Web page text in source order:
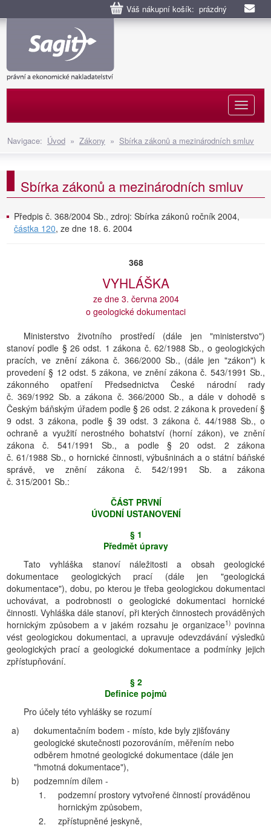
Váš nákupní košík: prázdný
Navigace: Úvod » Zákony » Sbírka zákonů a mezinárodních smluv
Sbírka zákonů a mezinárodních smluv
Předpis č. 368/2004 Sb., zdroj: Sbírka zákonů ročník 2004,
částka 120, ze dne 18. 6. 2004
368
VYHLÁŠKA
ze dne 3. června 2004
o geologické dokumentaci
Ministerstvo životního prostředí (dále jen "ministerstvo")
stanoví podle § 26 odst. 1 zákona č. 62/1988 Sb., o geologických
pracích, ve znění zákona č. 366/2000 Sb., (dále jen "zákon") k
provedení § 12 odst. 5 zákona, ve znění zákona č. 543/1991 Sb.,
zákonného opatření Předsednictva České národní rady
č. 369/1992 Sb. a zákona č. 366/2000 Sb., a dále v dohodě s
Českým báňským úřadem podle § 26 odst. 2 zákona k provedení §
9 odst. 3 zákona, podle § 39 odst. 3 zákona č. 44/1988 Sb., o
ochraně a využití nerostného bohatství (horní zákon), ve znění
zákona č. 541/1991 Sb., a podle § 20 odst. 2 zákona
č. 61/1988 Sb., o hornické činnosti, výbušninách a o státní báňské
správě, ve znění zákona č. 542/1991 Sb. a zákona
č. 315/2001 Sb.:
ČÁST PRVNĺ
ÚVODNĺ USTANOVENĺ
§ 1
Předmět úpravy
Tato vyhláška stanoví náležitosti a obsah geologické
dokumentace geologických prací (dále jen "geologická
dokumentace"), dobu, po kterou je třeba geologickou dokumentaci
uchovávat, a podrobnosti o geologické dokumentaci hornické
činnosti. Vyhláška dále stanoví, při kterých činnostech prováděných
hornickým způsobem a v jakém rozsahu je organizace1) povinna
vést geologickou dokumentaci, a upravuje odevzdávání výsledků
geologických prací a geologické dokumentace a podmínky jejich
zpřístupňování.
§ 2
Definice pojmů
Pro účely této vyhlášky se rozumí
a)
dokumentačním bodem - místo, kde byly zjišťovány
geologické skutečnosti pozorováním, měřením nebo
odběrem hmotné geologické dokumentace (dále jen
"hmotná dokumentace"),
b)
podzemním dílem -
1.
podzemní prostory vytvořené činností prováděnou
hornickým způsobem,
2.
zpřístupněné jeskyně,